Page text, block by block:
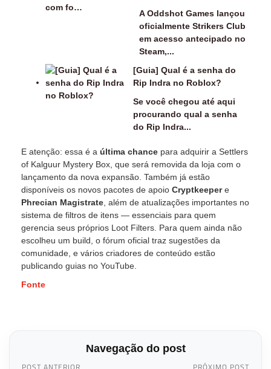
A Oddshot Games lançou
oficialmente Strikers Club
em acesso antecipado no
Steam,...
[Guia] Qual é a senha do
Rip Indra no Roblox?
Se você chegou até aqui
procurando qual a senha
do Rip Indra...
E atenção: essa é a última chance para adquirir a Settlers
of Kalguur Mystery Box, que será removida da loja com o
lançamento da nova expansão. Também já estão
disponíveis os novos pacotes de apoio Cryptkeepere
Phrecian Magistrate , além de atualizações importantes no
sistema de filtros de itens — essenciais para quem
gerencia seus próprios Loot Filters. Para quem ainda não
escolheu um build, o fórum oficial traz sugestões da
comunidade, e vários criadores de conteúdo estão
publicando guias no YouTube.
Fonte
Navegação do post